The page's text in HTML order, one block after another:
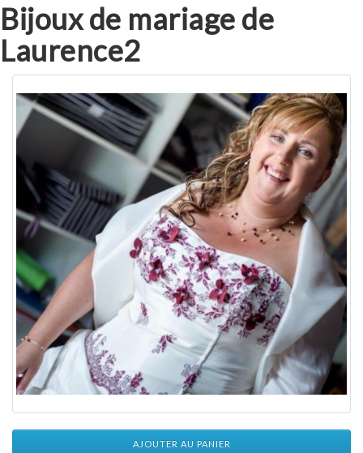
Bijoux de mariage de
Laurence2
AJOUTER AU PANIER